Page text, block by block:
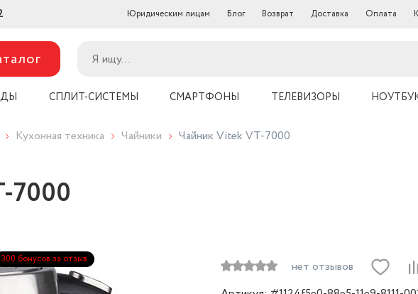
Юридическим лицам Блог Возврат Доставка Оплата
СПЛИТ-СИСТЕМЫ СМАРТФОНЫ ТЕЛЕВИЗОРЫ
Кухонная техника Чайники Чайник Vitek VT-7000
7000
300 бонусов за отзыв
нет отзывов